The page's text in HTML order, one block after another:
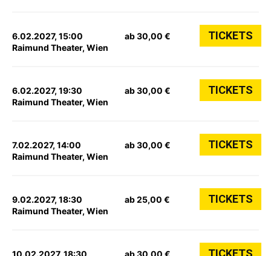
6.02.2027, 15:00
Raimund Theater, Wien
ab 30,00 € TICKETS
6.02.2027, 19:30
Raimund Theater, Wien
ab 30,00 € TICKETS
7.02.2027, 14:00
Raimund Theater, Wien
ab 30,00 € TICKETS
9.02.2027, 18:30
Raimund Theater, Wien
ab 25,00 € TICKETS
10.02.2027, 18:30
ab 30,00 € TICKETS